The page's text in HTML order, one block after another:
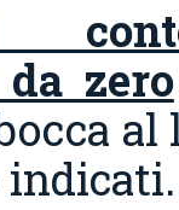
zero
al